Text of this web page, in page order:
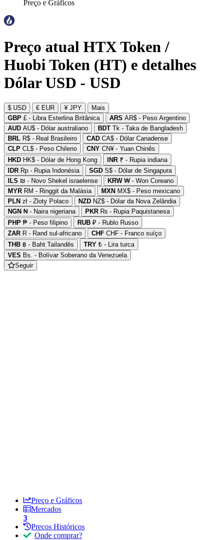
Preço e Gráficos
Preço atual HTX Token /
Huobi Token (HT) e detalhes
Dólar USD - USD
$ USD € EUR ¥ JPY
Mais
GBP £ - Libra Esterlina Britânica ARS AR$ - Peso Argentino
AUD AU$ - Dólar australiano BDT Tk - Taka de Bangladesh
BRL R$ - Real Brasileiro CAD CA$ - Dólar Canadense
CLP CL$ - Peso Chileno CNY CN¥ - Yuan Chinês
HKD HK$ - Dólar de Hong Kong INR ₹ - Rupia indiana
IDR Rp - Rupia Indonésia SGD S$ - Dólar de Singapura
ILS ₪ - Novo Shekel israelense KRW₩ - Won Coreano
MYR RM - Ringgit da Malásia MXN MX$ - Peso mexicano
PLN zł - Zloty Polaco NZD NZ$ - Dólar da Nova Zelândia
NGN ₦ - Naira nigeriana PKR ₨ - Rupia Paquistanesa
PHP ₱ - Peso filipino RUB ₽ - Rublo Russo
ZAR R - Rand sul-africano CHF CHF - Franco suíço
THB ฿ - Baht Tailandês TRY ₺ - Lira turca
VES Bs. - Bolívar Soberano da Venezuela
Seguir
Preço e Gráficos
Mercados
3
Preços Históricos
Onde comprar?